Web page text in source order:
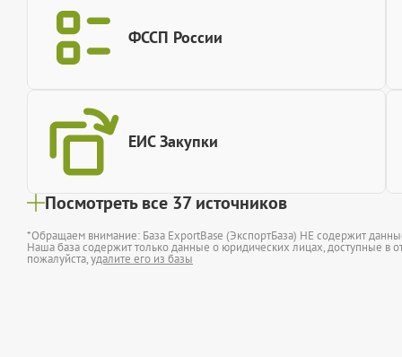
ФССП России
ЕИС Закупки
Посмотреть все 37 источников
*Обращаем внимание: База ExportBase (ЭкспортБаза) НЕ содержит
Наша база содержит только данные о юридических лицах, доступные в
пожалуйста,удалите его из базы